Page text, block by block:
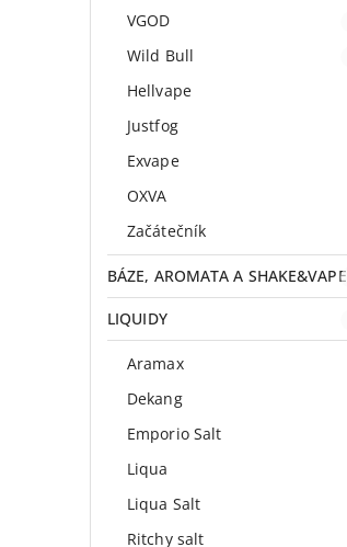
VGOD
Wild Bull
Hellvape
Justfog
Exvape
OXVA
Začátečník
BÁZE, AROMATA A SHAKE&VAPE
LIQUIDY
Aramax
Dekang
Emporio Salt
Liqua
Liqua Salt
Ritchy salt